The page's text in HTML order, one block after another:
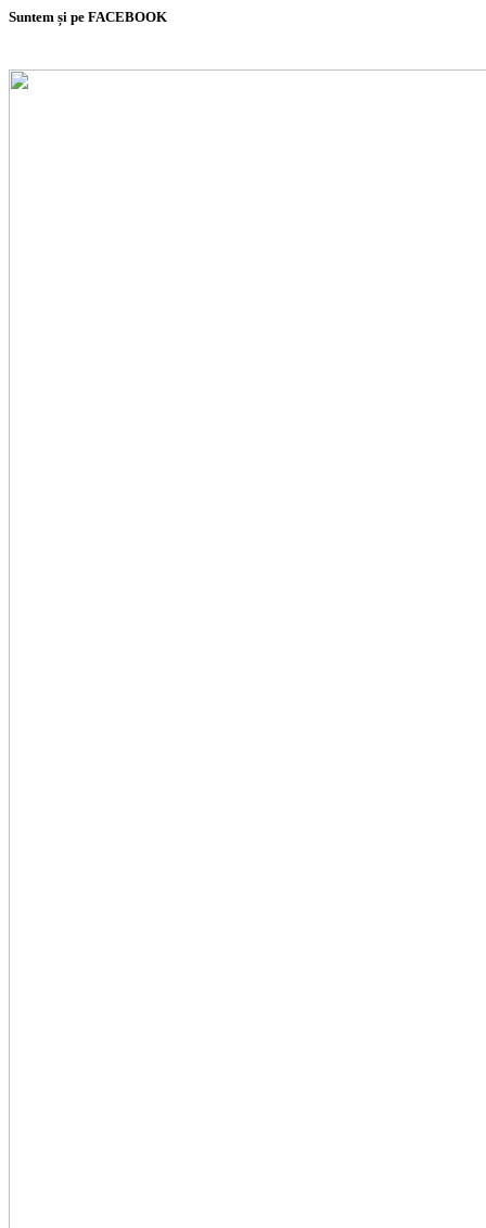
Suntem și pe FACEBOOK